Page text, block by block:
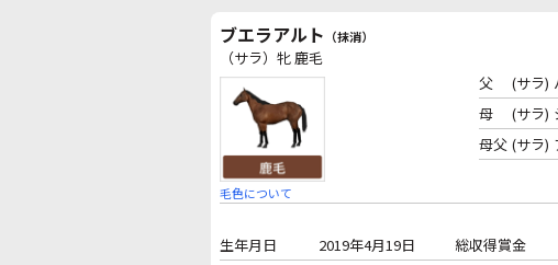
ブエラアルト （抹消）
（サラ）牝 鹿毛
毛色について
父 (サラ)
母
(サラ)
母父 (サラ)
生年月日 2019年4月19日 総収得賞金